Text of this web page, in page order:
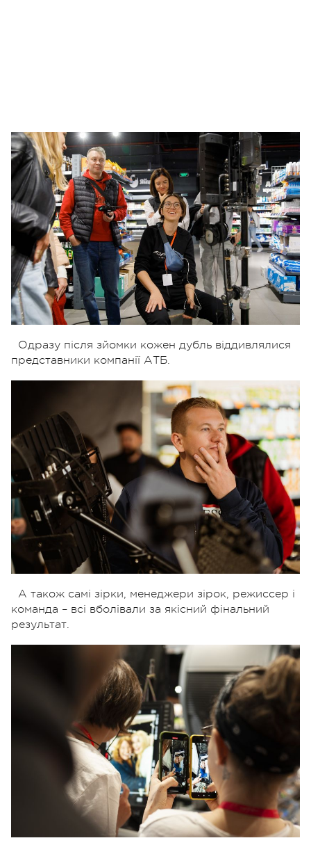
Одразу після зйомки кожен дубль віддивлялися
представники компанії АТБ.
А також самі зірки, менеджери зірок, режиссер і
команда – всі вболівали за якісний фінальний
результат.